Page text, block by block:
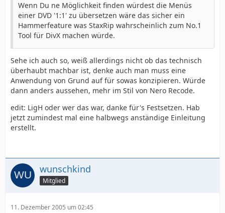
Wenn Du ne Möglichkeit finden würdest die Menüs
einer DVD '1:1' zu übersetzen wäre das sicher ein
Hammerfeature was StaxRip wahrscheinlich zum No.1
Tool für DivX machen würde.
Sehe ich auch so, weiß allerdings nicht ob das technisch
überhaubt machbar ist, denke auch man muss eine
Anwendung von Grund auf für sowas konzipieren. Würde
dann anders aussehen, mehr im Stil von Nero Recode.
edit: LigH oder wer das war, danke für's Festsetzen. Hab
jetzt zumindest mal eine halbwegs anständige Einleitung
erstellt.
wunschkind
Mitglied
11. Dezember 2005 um 02:45